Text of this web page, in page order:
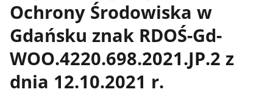
Ochrony Środowiska w
Gdańsku znak RDOŚ-Gd-
WOO.4220.698.2021.JP.2 z
dnia 12.10.2021 r.